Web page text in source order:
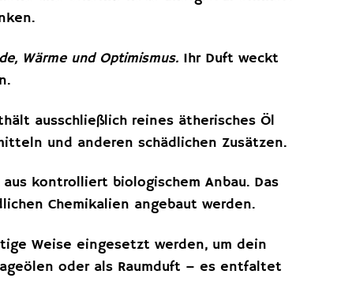
Wärme und Optimismus. Ihr Duft weckt
ausschließlich reines ätherisches Öl
und anderen schädlichen Zusätzen.
kontrolliert biologischem Anbau. Das
Chemikalien angebaut werden.
Weise eingesetzt werden, um dein
oder als Raumduft – es entfaltet